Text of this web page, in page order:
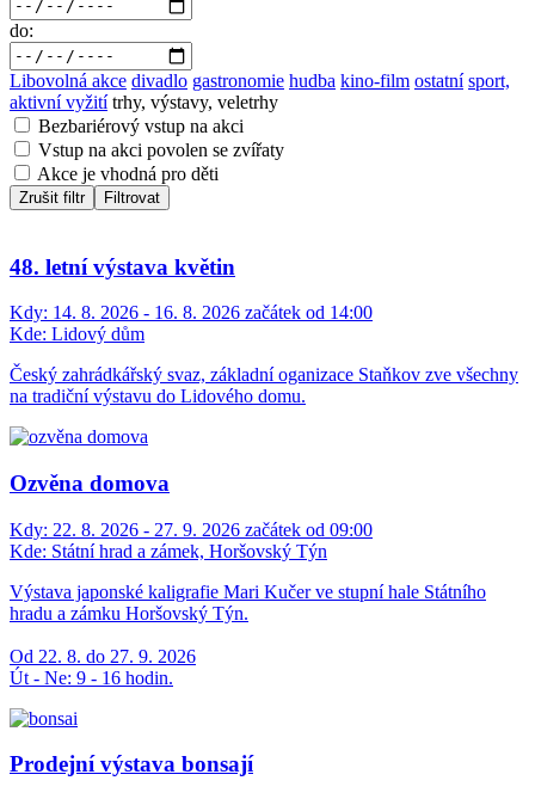
do:
Libovolná akce divadlo gastronomie hudba kino-film ostatní sport,
aktivní vyžití trhy, výstavy, veletrhy
Bezbariérový vstup na akci
Vstup na akci povolen se zvířaty
Akce je vhodná pro děti
Zrušit filtr Filtrovat
48. letní výstava květin
Kdy: 14. 8. 2026 - 16. 8. 2026 začátek od 14:00
Kde: Lidový dům
Český zahrádkářský svaz, základní oganizace Staňkov zve všechny
na tradiční výstavu do Lidového domu.
Ozvěna domova
Kdy: 22. 8. 2026 - 27. 9. 2026 začátek od 09:00
Kde: Státní hrad a zámek, Horšovský Týn
Výstava japonské kaligrafie Mari Kučer ve stupní hale Státního
hradu a zámku Horšovský Týn.
Od 22. 8. do 27. 9. 2026
Út - Ne: 9 - 16 hodin.
Prodejní výstava bonsají